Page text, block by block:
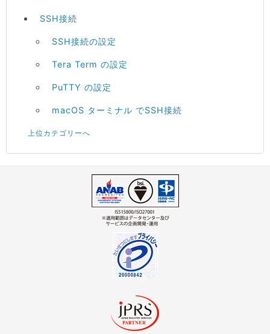
SSH接続
SSH接続の設定
Tera Term の設定
PuTTY の設定
macOS ターミナル でSSH接続
上位カテゴリーへ